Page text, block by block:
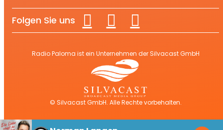
Folgen Sie uns
Radio Paloma ist ein Unternehmen der Silvacast GmbH
© Silvacast GmbH. Alle Rechte vorbehalten.